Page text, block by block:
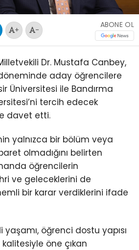
+ -
ABONE OL
Dr. Mustafa Canbey,
aday öğrencilere
Üniversitesi ile Bandırma
tercih edecek
davet etti.
yalnızca bir bölüm veya
olmadığını belirten
öğrencilerin
ve geleceklerini de
bir karar verdiklerini ifade
yaşamı, öğrenci dostu yapısı
öne çıkan